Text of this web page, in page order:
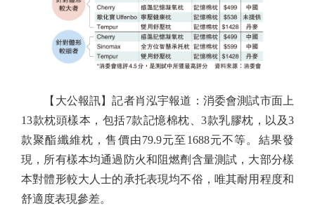
【大公報訊】記者肖泓宇報道：消委會測試市面上
13款枕頭樣本，包括7款記憶棉枕、3款乳膠枕，以及3
款聚酯纖維枕，售價由79.9元至1688元不等。結果發
現，所有樣本均通過防火和阻燃劑含量測試，大部分樣
本對體形較大人士的承托表現均不俗，唯其耐用程度和
舒適度表現參差。